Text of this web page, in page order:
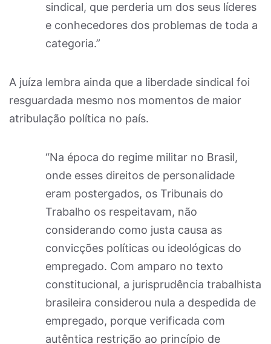
sindical, que perderia um dos seus líderes
e conhecedores dos problemas de toda a
categoria.”
A juíza lembra ainda que a liberdade sindical foi
resguardada mesmo nos momentos de maior
atribulação política no país.
“Na época do regime militar no Brasil,
onde esses direitos de personalidade
eram postergados, os Tribunais do
Trabalho os respeitavam, não
considerando como justa causa as
convicções políticas ou ideológicas do
empregado. Com amparo no texto
constitucional, a jurisprudência trabalhista
brasileira considerou nula a despedida de
empregado, porque verificada com
autêntica restrição ao princípio de